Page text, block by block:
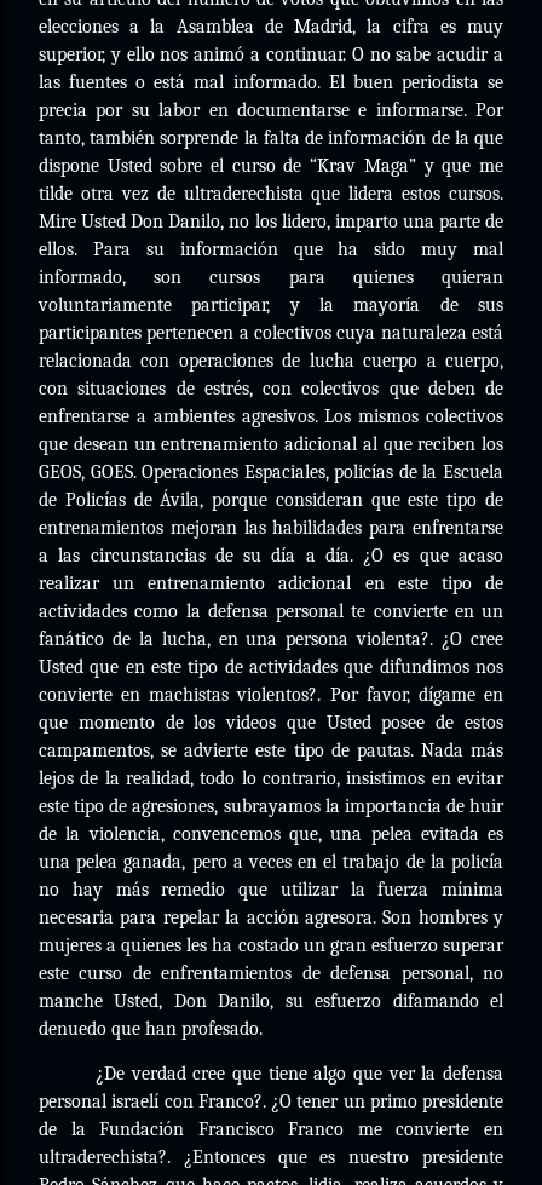
elecciones a la Asamblea de Madrid, la cifra es muy
superior, y ello nos animó a continuar. O no sabe acudir a
las fuentes o está mal informado. El buen periodista se
precia por su labor en documentarse e informarse. Por
tanto, también sorprende la falta de información de la que
dispone Usted sobre el curso de “Krav Maga” y que me
tilde otra vez de ultraderechista que lidera estos cursos.
Mire Usted Don Danilo, no los lidero, imparto una parte de
ellos. Para su información que ha sido muy mal
informado, son cursos para quienes quieran
voluntariamente participar, y la mayoría de sus
participantes pertenecen a colectivos cuya naturaleza está
relacionada con operaciones de lucha cuerpo a cuerpo,
con situaciones de estrés, con colectivos que deben de
enfrentarse a ambientes agresivos. Los mismos colectivos
que desean un entrenamiento adicional al que reciben los
GEOS, GOES. Operaciones Espaciales, policías de la Escuela
de Policías de Ávila, porque consideran que este tipo de
entrenamientos mejoran las habilidades para enfrentarse
a las circunstancias de su día a día. ¿O es que acaso
realizar un entrenamiento adicional en este tipo de
actividades como la defensa personal te convierte en un
fanático de la lucha, en una persona violenta?. ¿O cree
Usted que en este tipo de actividades que difundimos nos
convierte en machistas violentos?. Por favor, dígame en
que momento de los videos que Usted posee de estos
campamentos, se advierte este tipo de pautas. Nada más
lejos de la realidad, todo lo contrario, insistimos en evitar
este tipo de agresiones, subrayamos la importancia de huir
de la violencia, convencemos que, una pelea evitada es
una pelea ganada, pero a veces en el trabajo de la policía
no hay más remedio que utilizar la fuerza mínima
necesaria para repelar la acción agresora. Son hombres y
mujeres a quienes les ha costado un gran esfuerzo superar
este curso de enfrentamientos de defensa personal, no
manche Usted, Don Danilo, su esfuerzo difamando el
denuedo que han profesado.
¿De verdad cree que tiene algo que ver la defensa
personal israelí con Franco?. ¿O tener un primo presidente
de la Fundación Francisco Franco me convierte en
ultraderechista?. ¿Entonces que es nuestro presidente